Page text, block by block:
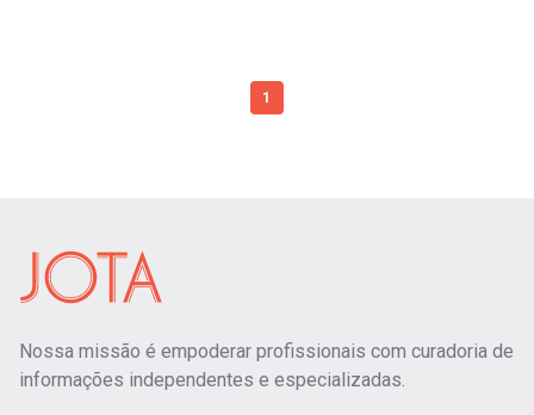
1
Nossa missão é empoderar profissionais com curadoria de
informações independentes e especializadas.